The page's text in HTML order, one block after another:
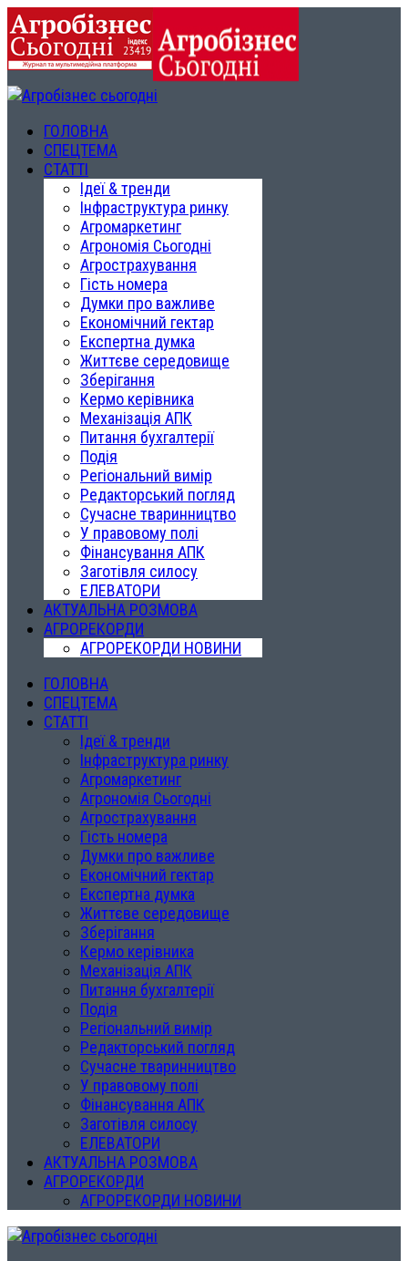
ГОЛОВНА
СПЕЦТЕМА
СТАТТІ
Ідеї & тренди
Інфраструктура ринку
Агромаркетинг
Агрономія Сьогодні
Агрострахування
Гість номера
Думки про важливе
Економічний гектар
Експертна думка
Життєве середовище
Зберігання
Кермо керівника
Механізація АПК
Питання бухгалтерії
Подія
Регіональний вимір
Редакторський погляд
Сучасне тваринництво
У правовому полі
Фінансування АПК
Заготівля силосу
ЕЛЕВАТОРИ
АКТУАЛЬНА РОЗМОВА
АГРОРЕКОРДИ
АГРОРЕКОРДИ НОВИНИ
ГОЛОВНА
СПЕЦТЕМА
СТАТТІ
Ідеї & тренди
Інфраструктура ринку
Агромаркетинг
Агрономія Сьогодні
Агрострахування
Гість номера
Думки про важливе
Економічний гектар
Експертна думка
Життєве середовище
Зберігання
Кермо керівника
Механізація АПК
Питання бухгалтерії
Подія
Регіональний вимір
Редакторський погляд
Сучасне тваринництво
У правовому полі
Фінансування АПК
Заготівля силосу
ЕЛЕВАТОРИ
АКТУАЛЬНА РОЗМОВА
АГРОРЕКОРДИ
АГРОРЕКОРДИ НОВИНИ